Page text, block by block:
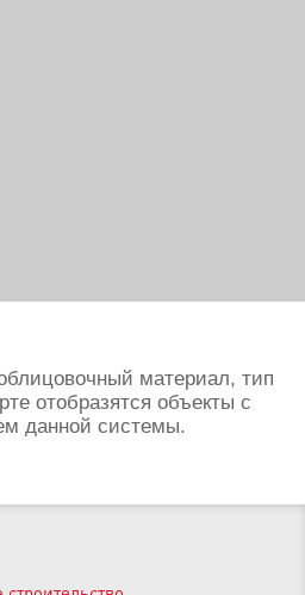
материал, тип
отобразятся объекты с
данной системы.